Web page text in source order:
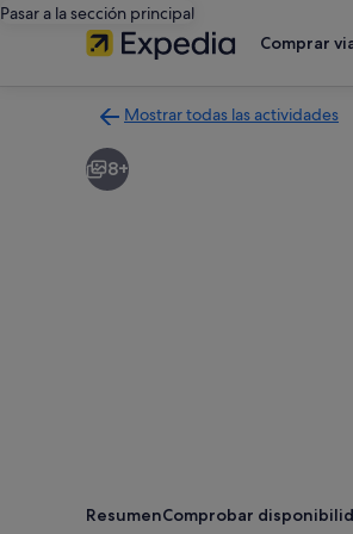
Pasar a la sección principal
Comprar
Mostrar todas las actividades
a
la
8+
ResumenComprobar